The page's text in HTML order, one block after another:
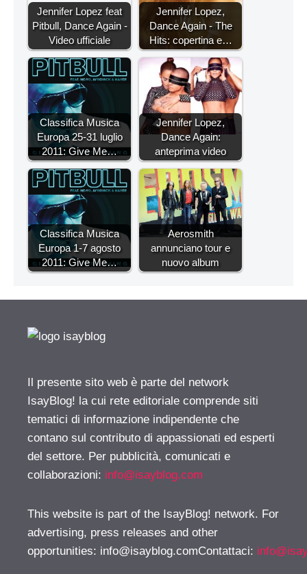
Jennifer Lopez feat
Pitbull, Dance Again -
Video ufficiale
Jennifer Lopez,
Dance Again - The
Hits: copertina e…
Classifica Musica
Europa 25-31 luglio
2011: Give Me…
Jennifer Lopez,
Dance Again:
anteprima video
Classifica Musica
Europa 1-7 agosto
2011: Give Me…
Aerosmith
annunciano tour e
nuovo album
Il presente sito web è parte del network
IsayBlog! la cui rete editoriale comprende siti
tematici di informazione indipendente che
contano sul contributo di appassionati ed esperti
del settore. Per pubblicità, comunicati e
collaborazioni: info@isayblog.com
This website is part of the IsayBlog! network. For
advertising, press releases and other
opportunities: info@isayblog.comContattaci: